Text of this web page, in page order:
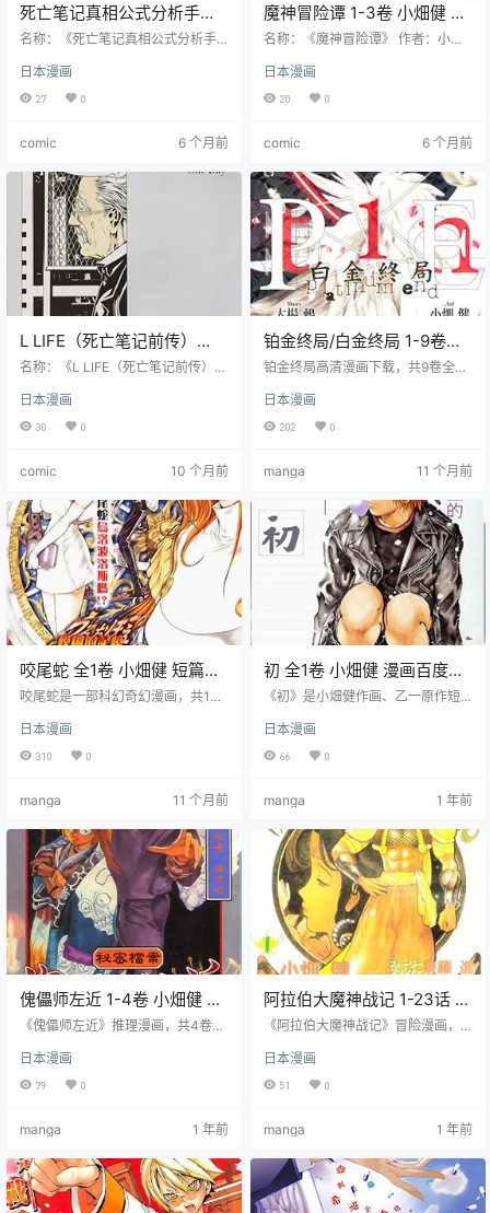
死亡笔记真相公式分析手册 1
卷 大场鸫 小畑健 漫画百度
名称：《死亡笔记真相公式分析手
PG 大小：415 MB 语言：中文（文
传） 状态：已完结 分辨率：单页21
61X3333像素左右 剧情简介 本书聚
记相关的各类隐藏记录与未公开真
线、笔记规则详解、角色深度解
析，还有作者访谈、未采用设定稿
等内容，系统梳理夜神月与 L 等角
色的智斗细节，补充正篇未提及的
剧情碎…
日本漫画
27 0
comic 6 个月前
魔神冒险谭 1-3卷 小畑健 漫
画百度网盘下载
名称：《魔神冒险谭》 作者：小畑
言：中文 状态：已完结 分辨率：跨
页1234X984像素左右 剧情简介 魔
神横行的世界里，传说中唯一的善
岩山之巅。少年托托为救被魔神掳
印。灯神因背叛魔王马克拉遭封
印，为报旧仇并助托托救姐，二人
携手踏上征途。魔王给莱拉戴上诅
咒项链，要求灯神限时集齐四颗宝
玉。他们一路与各类…
日本漫画
20 0
comic 6 个月前
L LIFE（死亡笔记前传）
+Blanc et Noir画集 全彩两
漫画百度网盘下载
名称：《L LIFE（死亡笔记前传）》
小：421 MB 语言：中文 状态：已
完结 分辨率：单页2416X3320像素
故事，两个彩色漫画短篇（L华米兹
N的画集黑白之间。 主要角色 漫画
短篇L华米兹之家、L的一天。 下载
说明 该漫画资源已打包成压缩包文
件，为了方便大…
日本漫画
30 0
comic 10 个月前
铂金终局/白金终局 1-9卷高
清漫画 小畑健 大场鸫 百度
铂金终局高清漫画下载，共9卷全
间展开的一场争夺神位的战争，以
及主角架桥明日在其中所经历的挣
开了残酷的游戏。
日本漫画
202 0
manga 11 个月前
咬尾蛇 全1卷 小畑健 短篇漫
画百度网盘下载
咬尾蛇是一部科幻奇幻漫画，共1卷
柿崎柿在遇到了传闻中的姐妹张本
涨和张本帐后，所发生的一系列奇
象征着永恒和轮回。
日本漫画
310 0
manga 11 个月前
初 全1卷 小畑健 漫画百度网
盘下载
《初》是小畑健作画、乙一原作短
不同故事，展现对世界人生思考及
对美好温暖追求。充满想象力创
日本漫画
66 0
manga 1 年前
傀儡师左近 1-4卷 小畑健 漫
画百度网盘下载
《傀儡师左近》推理漫画，共4卷可
少年橘左近操纵木偶右近，与姑母
一起解决奇怪杀人事件。结合木偶
日本漫画
79 0
manga 1 年前
阿拉伯大魔神战记 1-23话 小
畑健 漫画百度网盘下载
《阿拉伯大魔神战记》冒险漫画，
进原作。灯神拥有 “阿拉伯闸口” 力
量，为救莱拉与魔王及魔神手下战
日本漫画
51 0
manga 1 年前